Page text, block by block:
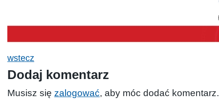
wstecz
Dodaj komentarz
Musisz się zalogować, aby móc dodać komentarz.